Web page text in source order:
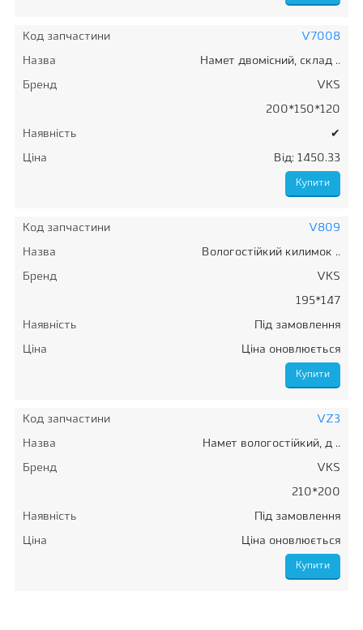
Код запчастини
V7008
Назва
Намет двомісний, склад ..
Бренд
VKS
200*150*120
Наявність
✔
Ціна
Від: 1450.33
Код запчастини
V809
Назва
Вологостійкий килимок ..
Бренд
VKS
195*147
Наявність
Під замовлення
Ціна
Ціна оновлюється
Код запчастини
VZ3
Назва
Намет вологостійкий, д ..
Бренд
VKS
210*200
Наявність
Під замовлення
Ціна
Ціна оновлюється